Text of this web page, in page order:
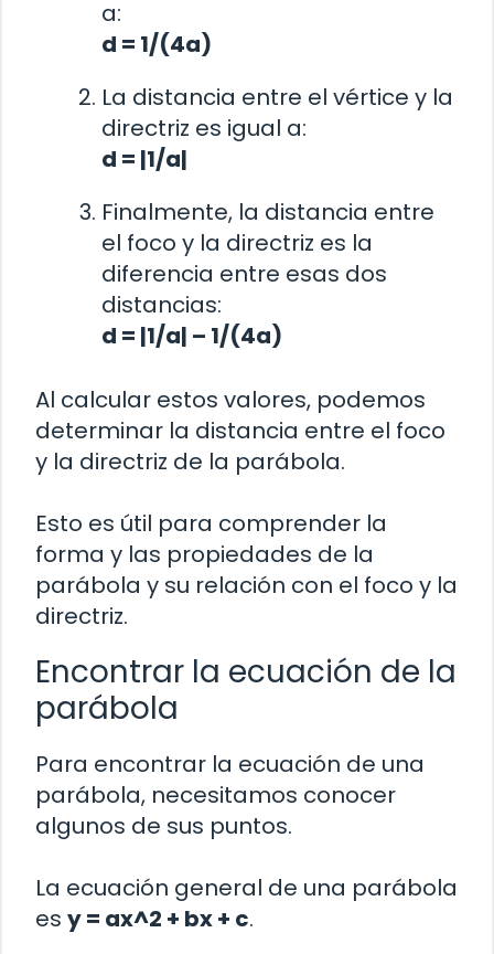
a:
d = 1/(4a)
La distancia entre el vértice y la
directriz es igual a:
d = |1/a|
Finalmente, la distancia entre
el foco y la directriz es la
diferencia entre esas dos
distancias:
d = |1/a| – 1/(4a)
Al calcular estos valores, podemos
determinar la distancia entre el foco
y la directriz de la parábola.
Esto es útil para comprender la
forma y las propiedades de la
parábola y su relación con el foco y la
directriz.
Encontrar la ecuación de la
parábola
Para encontrar la ecuación de una
parábola, necesitamos conocer
algunos de sus puntos.
La ecuación general de una parábola
es y = ax^2 + bx + c.